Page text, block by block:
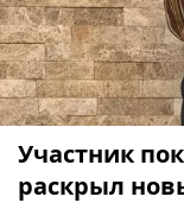
Участник
раскрыл